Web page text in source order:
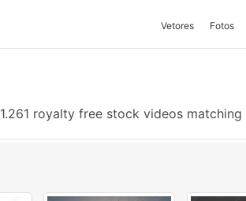
Vetores Fotos
1.261 royalty free stock videos matching